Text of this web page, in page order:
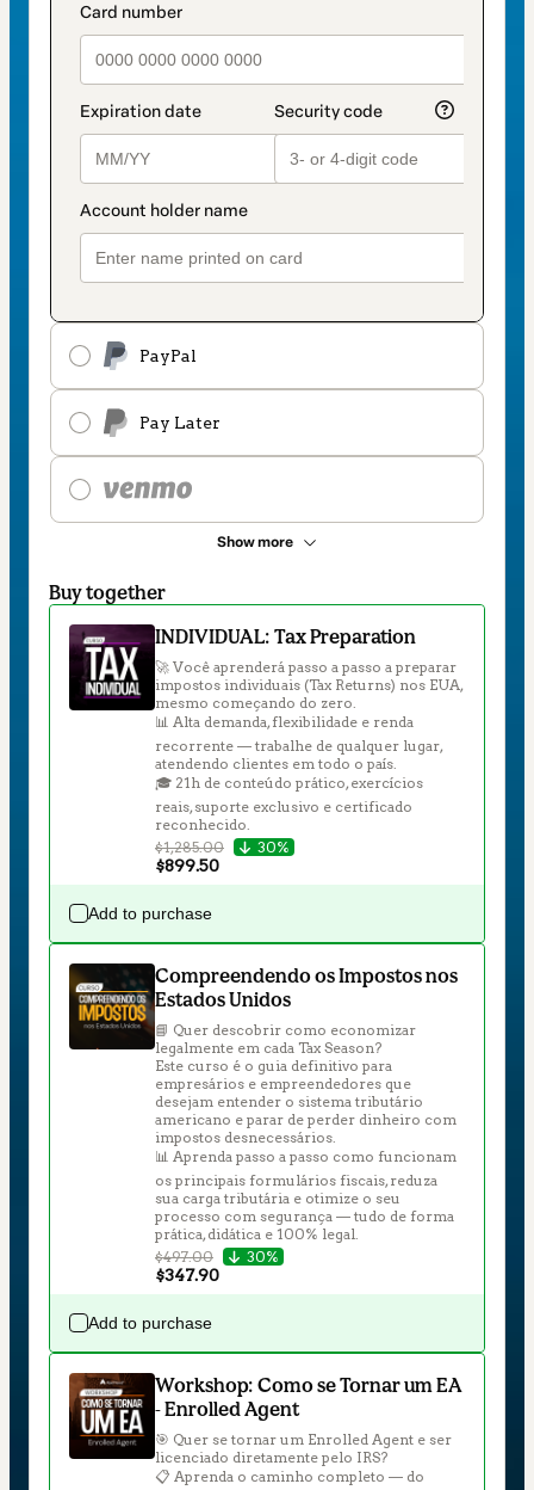
PayPal
Pay Later
Show more
Buy together
INDIVIDUAL: Tax Preparation
🚀 Você aprenderá passo a passo a preparar
impostos individuais (Tax Returns) nos EUA,
mesmo começando do zero.
📊 Alta demanda, flexibilidade e renda
recorrente — trabalhe de qualquer lugar,
atendendo clientes em todo o país.
🎓 21h de conteúdo prático, exercícios
reais, suporte exclusivo e certificado
reconhecido.
$1,285.00
30%
$899.50
Add to purchase
Compreendendo os Impostos nos
Estados Unidos
📘 Quer descobrir como economizar
legalmente em cada Tax Season?
Este curso é o guia definitivo para
empresários e empreendedores que
desejam entender o sistema tributário
americano e parar de perder dinheiro com
impostos desnecessários.
📊 Aprenda passo a passo como funcionam
os principais formulários fiscais, reduza
sua carga tributária e otimize o seu
processo com segurança — tudo de forma
prática, didática e 100% legal.
$497.00
30%
$347.90
Add to purchase
Workshop: Como se Tornar um EA
- Enrolled Agent
🎯 Quer se tornar um Enrolled Agent e ser
licenciado diretamente pelo IRS?
📋 Aprenda o caminho completo — do